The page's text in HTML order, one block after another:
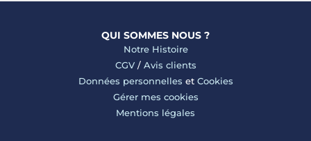
QUI SOMMES NOUS ?
Notre Histoire
CGV/ Avis clients
Données personnelles et Cookies
Gérer mes cookies
Mentions légales